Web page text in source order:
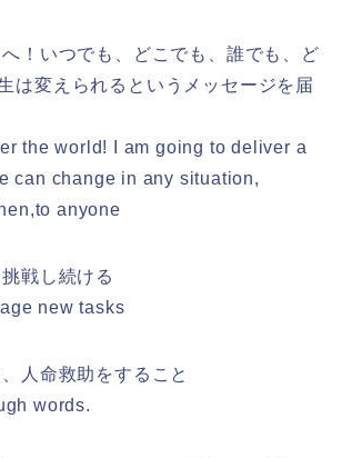
！いつでも、どこでも、誰でも、ど
は変えられるというメッセージを届
the world! I am going to deliver a
can change in any situation,
anyone
戦し続ける
new tasks
人命救助をすること
words.